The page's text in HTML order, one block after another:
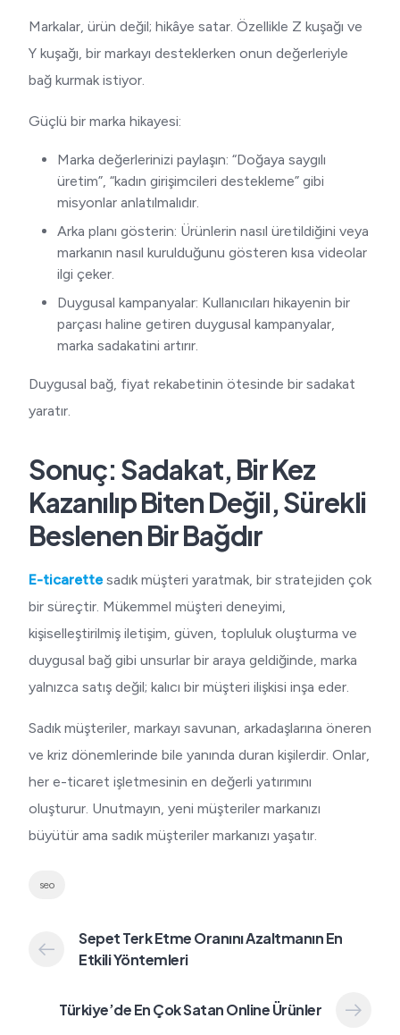
Markalar, ürün değil; hikâye satar. Özellikle Z kuşağı ve
Y kuşağı, bir markayı desteklerken onun değerleriyle
bağ kurmak istiyor.
Güçlü bir marka hikayesi:
Marka değerlerinizi paylaşın: “Doğaya saygılı
üretim”, “kadın girişimcileri destekleme” gibi
misyonlar anlatılmalıdır.
Arka planı gösterin: Ürünlerin nasıl üretildiğini veya
markanın nasıl kurulduğunu gösteren kısa videolar
ilgi çeker.
Duygusal kampanyalar: Kullanıcıları hikayenin bir
parçası haline getiren duygusal kampanyalar,
marka sadakatini artırır.
Duygusal bağ, fiyat rekabetinin ötesinde bir sadakat
yaratır.
Sonuç: Sadakat, Bir Kez
Kazanılıp Biten Değil, Sürekli
Beslenen Bir Bağdır
E-ticarette sadık müşteri yaratmak, bir stratejiden çok
bir süreçtir. Mükemmel müşteri deneyimi,
kişiselleştirilmiş iletişim, güven, topluluk oluşturma ve
duygusal bağ gibi unsurlar bir araya geldiğinde, marka
yalnızca satış değil; kalıcı bir müşteri ilişkisi inşa eder.
Sadık müşteriler, markayı savunan, arkadaşlarına öneren
ve kriz dönemlerinde bile yanında duran kişilerdir. Onlar,
her e-ticaret işletmesinin en değerli yatırımını
oluşturur. Unutmayın, yeni müşteriler markanızı
büyütür ama sadık müşteriler markanızı yaşatır.
seo
Sepet Terk Etme Oranını Azaltmanın En
Etkili Yöntemleri
Türkiye’de En Çok Satan Online Ürünler